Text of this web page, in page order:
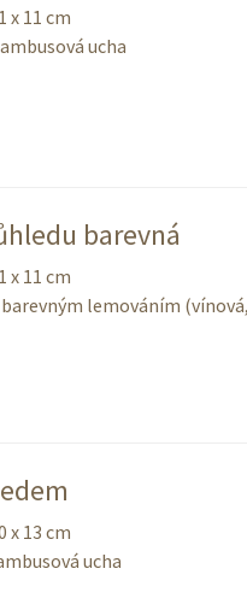
x 11 cm
ucha
barevná
x 11 cm
lemováním
x 13 cm
ucha